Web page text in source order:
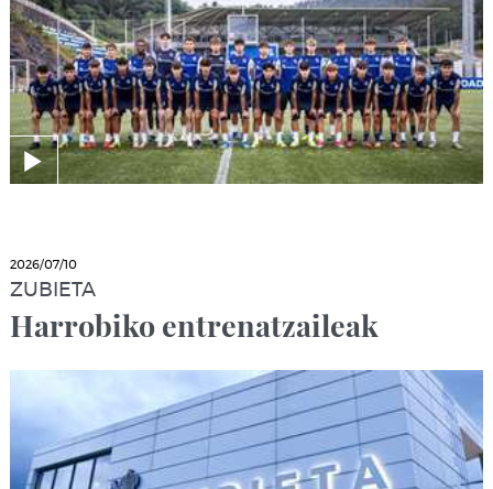
2026/07/10
ZUBIETA
Harrobiko entrenatzaileak